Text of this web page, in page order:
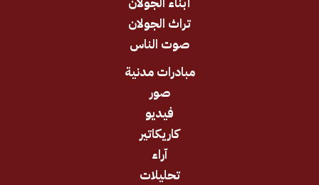
تراث الجولان
صوت الناس
مبادرات مدنية